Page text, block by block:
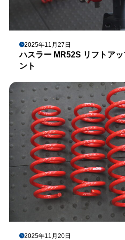
2025年11月27日
ハスラー MR52S リフトア
ント
2025年11月20日